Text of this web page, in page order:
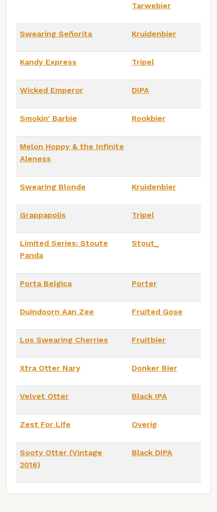
Tarwebier
Swearing Señorita Kruidenbier
Kandy Express Tripel
Wicked Emperor DIPA
Smokin' Barbie Rookbier
Melon Hoppy & the Infinite
Aleness
Swearing Blonde Kruidenbier
Grappapolis Tripel
Limited Series: Stoute
Panda
Stout_
Porta Belgica Porter
Duindoorn Aan Zee Fruited Gose
Los Swearing Cherries Fruitbier
Xtra Otter Nary Donker Bier
Velvet Otter Black IPA
Zest For Life Overig
Sooty Otter (Vintage
2016)
Black DIPA